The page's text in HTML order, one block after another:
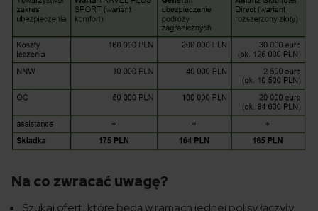
Na co zwracać uwagę?
Szukaj ofert, które będą w ramach jednej polisy łączyły